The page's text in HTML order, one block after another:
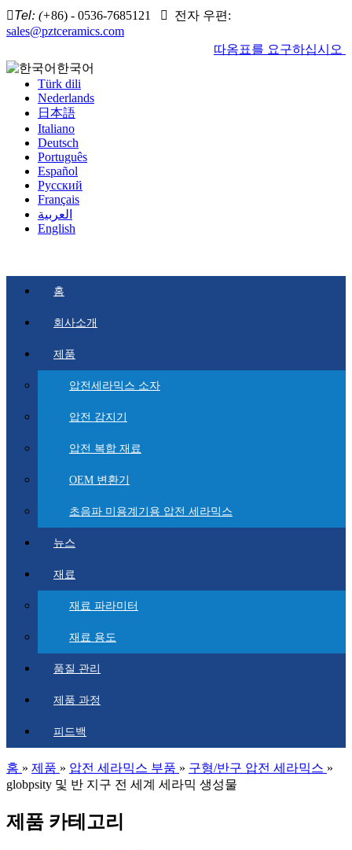
Tel: (+86) - 0536-7685121 
전자 우편:
sales@pztceramics.com
따옴표를 요구하십시오
한국어
Türk dili
Nederlands
日本語
Italiano
Deutsch
Português
Español
Pусский
Français
العربية
English
홈
회사소개
제품
압전세라믹스 소자
압전 감지기
압전 복합 재료
OEM 변환기
초음파 미용계기용 압전 세라믹스
뉴스
재료
재료 파라미터
재료 용도
품질 관리
제품 과정
피드백
홈 » 제품 » 압전 세라믹스 부품 » 구형/반구 압전 세라믹스 »
globpsity 및 반 지구 전 세계 세라믹 생성물
제품 카테고리